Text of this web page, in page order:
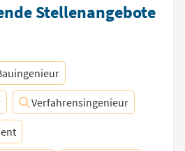
Stellenangebote
Verfahrensingenieur